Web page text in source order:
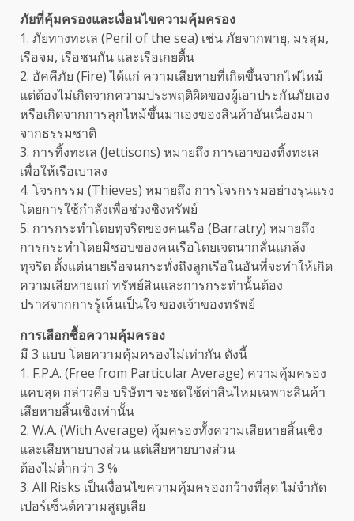
ภัยที่คุ้มครองและเงื่อนไขความคุ้มครอง
1. ภัยทางทะเล (Peril of the sea) เช่น ภัยจากพายุ, มรสุม,
เรือจม, เรือชนกัน และเรือเกยตื้น
2. อัคคีภัย (Fire) ได้แก่ ความเสียหายที่เกิดขึ้นจากไฟไหม้
แต่ต้องไม่เกิดจากความประพฤติผิดของผู้เอาประกันภัยเอง
หรือเกิดจากการลุกไหม้ขึ้นมาเองของสินค้าอันเนื่องมา
จากธรรมชาติ
3. การทิ้งทะเล (Jettisons) หมายถึง การเอาของทิ้งทะเล
เพื่อให้เรือเบาลง
4. โจรกรรม (Thieves) หมายถึง การโจรกรรมอย่างรุนแรง
โดยการใช้กำลังเพื่อช่วงชิงทรัพย์
5. การกระทำโดยทุจริตของคนเรือ (Barratry) หมายถึง
การกระทำโดยมิชอบของคนเรือโดยเจตนากลั่นแกล้ง
ทุจริต ตั้งแต่นายเรือจนกระทั่งถึงลูกเรือในอันที่จะทำให้เกิด
ความเสียหายแก่ ทรัพย์สินและการกระทำนั้นต้อง
ปราศจากการรู้เห็นเป็นใจ ของเจ้าของทรัพย์
การเลือกซื้อความคุ้มครอง
มี 3 แบบ โดยความคุ้มครองไม่เท่ากัน ดังนี้
1. F.P.A. (Free from Particular Average) ความคุ้มครอง
แคบสุด กล่าวคือ บริษัทฯ จะชดใช้ค่าสินไหมเฉพาะสินค้า
เสียหายสิ้นเชิงเท่านั้น
2. W.A. (With Average) คุ้มครองทั้งความเสียหายสิ้นเชิง
และเสียหายบางส่วน แต่เสียหายบางส่วน
ต้องไม่ต่ำกว่า 3 %
3. All Risks เป็นเงื่อนไขความคุ้มครองกว้างที่สุด ไม่จำกัด
เปอร์เซ็นต์ความสูญเสีย